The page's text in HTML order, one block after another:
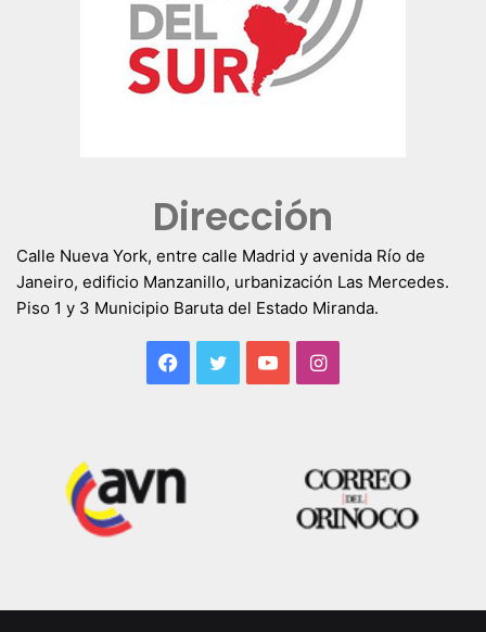
Dirección
Calle Nueva York, entre calle Madrid y avenida Río de
Janeiro, edificio Manzanillo, urbanización Las Mercedes.
Piso 1 y 3 Municipio Baruta del Estado Miranda.
Facebook
TwitterYouTubeInstagram